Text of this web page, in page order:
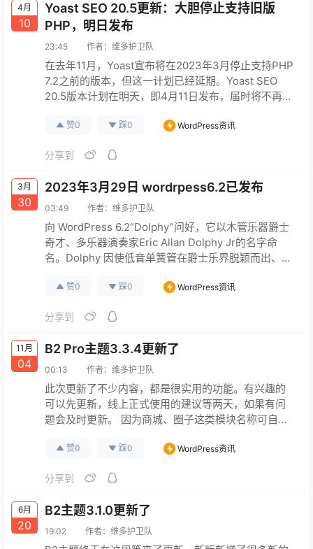
4月
10
Yoast SEO 20.5更新：大胆停止支持旧版
PHP，明日发布
23:45 作者： 维多护卫队
在去年11月，Yoast宣布将在2023年3月停止支持PHP
7.2之前的版本，但这一计划已经延期。Yoast SEO
20.5版本计划在明天，即4月11日发布，届时将不再支
原文连接
赞0 踩0 WordPress资讯
分享到
3月
30
2023年3月29日 wordrpess6.2已发布
03:49 作者： 维多护卫队
向 WordPress 6.2“Dolphy”问好，它以木管乐器爵士
奇才、多乐器演奏家Eric Allan Dolphy Jr的名字命
名。Dolphy 因使低音单簧管在爵士乐界脱颖而出、为
广受赞誉。在跨越各大洲的职业生涯中，他的艺术才
格斯 (Charles Mingus) 和约翰·科尔特兰 (John C…
赞0 踩0 WordPress资讯
分享到
11月
04
B2 Pro主题3.3.4更新了
00:13 作者： 维多护卫队
此次更新了不少内容，都是很实用的功能。有兴趣的
可以先更新，线上正式使用的建议等两天，如果有问
题会及时更新。 因为商城、圈子这类模块名称可自定
您是英文版本，暂时请不要更新。 B2Pro_3.3.4 更新
已经升级3.3.3的朋友建议立刻升级。 其他版本的朋友
原文连接
赞0 踩0 WordPress资讯
分享到
6月
20
B2主题3.1.0更新了
19:02 作者： 维多护卫队